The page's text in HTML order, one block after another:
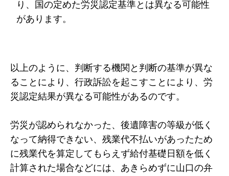
り、国の定めた労災認定基準とは異なる可能性
があります。
以上のように、判断する機関と判断の基準が異な
ることにより、行政訴訟を起こすことにより、労
災認定結果が異なる可能性があるのです。
労災が認められなかった、後遺障害の等級が低く
なって納得できない、残業代不払いがあったため
に残業代を算定してもらえず給付基礎日額を低く
計算された場合などには、あきらめずに山口の弁